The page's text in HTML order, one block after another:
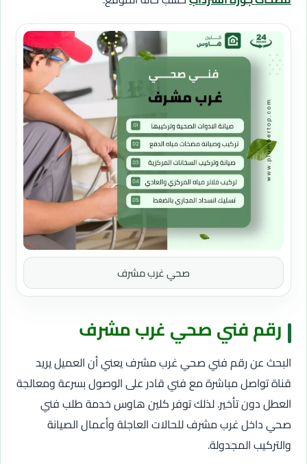
صحي غرب مشرف
رقم فني صحي غرب مشرف
البحث عن رقم فني صحي غرب مشرف يعني أن العميل يريد
قناة تواصل مباشرة مع فني قادر على الوصول بسرعة ومعالجة
العطل دون تأخير. لذلك توفر كلين هاوس خدمة طلب فني
صحي داخل غرب مشرف للحالات العاجلة وأعمال الصيانة
والتركيب المجدولة.